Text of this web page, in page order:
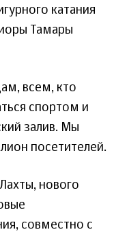
катания
Тамары
всем, кто
спортом и
залив. Мы
посетителей.
нового
совместно с